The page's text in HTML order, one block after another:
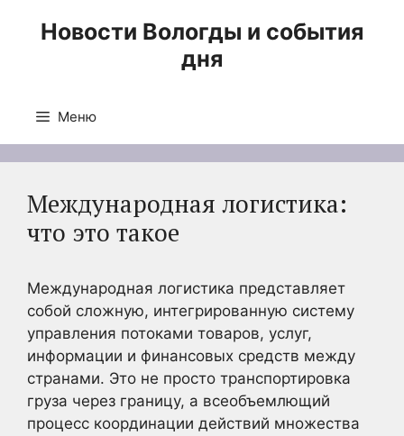
Новости Вологды и события
дня
Меню
Международная логистика:
что это такое
Международная логистика представляет
собой сложную, интегрированную систему
управления потоками товаров, услуг,
информации и финансовых средств между
странами. Это не просто транспортировка
груза через границу, а всеобъемлющий
процесс координации действий множества